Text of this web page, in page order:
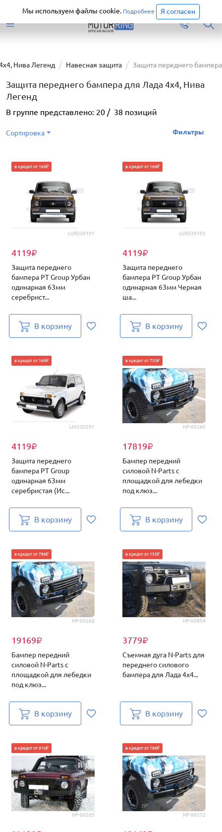
Перейти
Нива Легенд Навесная защита Защита переднего бампера
Защита переднего бампера для Лада 4х4, Нива
Легенд
В группе представлено: 20 / 38 позиций
Сортировка Фильтры
LUR330101
4119₽
в кредит от 169₽
Защита переднего
бампера PT Group Урбан
одинарная 63мм
серебрист...
В корзину
LUR330102
4119₽
в кредит от 169₽
Защита переднего
бампера PT Group Урбан
одинарная 63мм Черная
ша...
В корзину
LNI330201
4119₽
в кредит от 169₽
Защита переднего
бампера PT Group
одинарная 63мм
серебристая (Ис...
В корзину
NP-00260
17819₽
в кредит от 733₽
Бампер передний
силовой N-Parts с
площадкой для лебедки
под клюз...
В корзину
NP-00266
19169₽
в кредит от 788₽
Бампер передний
силовой N-Parts с
площадкой для лебедки
под клюз...
В корзину
NP-00854
3779₽
в кредит от 155₽
Съемная дуга N-Parts для
переднего силового
бампера для Лада 4х4...
В корзину
NP-00265
в кредит от 910₽
NP-00272
в кредит от 788₽
Мы используем файлы cookie. Подробнее Я согласен